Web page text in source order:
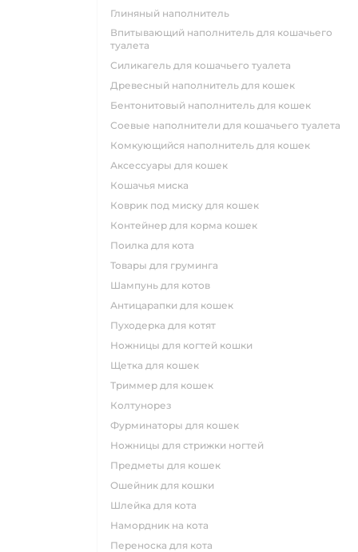
глиняный наполнитель
впитывающий наполнитель для кошачьего
туалета
силикагель для кошачьего туалета
древесный наполнитель для кошек
бентонитовый наполнитель для кошек
соевые наполнители для кошачьего туалета
комкующийся наполнитель для кошек
аксессуары для кошек
кошачья миска
коврик под миску для кошек
контейнер для корма кошек
поилка для кота
товары для груминга
шампунь для котов
антицарапки для кошек
пуходерка для котят
ножницы для когтей кошки
щетка для кошек
триммер для кошек
колтунорез
фурминаторы для кошек
ножницы для стрижки ногтей
предметы для кошек
ошейник для кошки
шлейка для кота
намордник на кота
переноска для кота